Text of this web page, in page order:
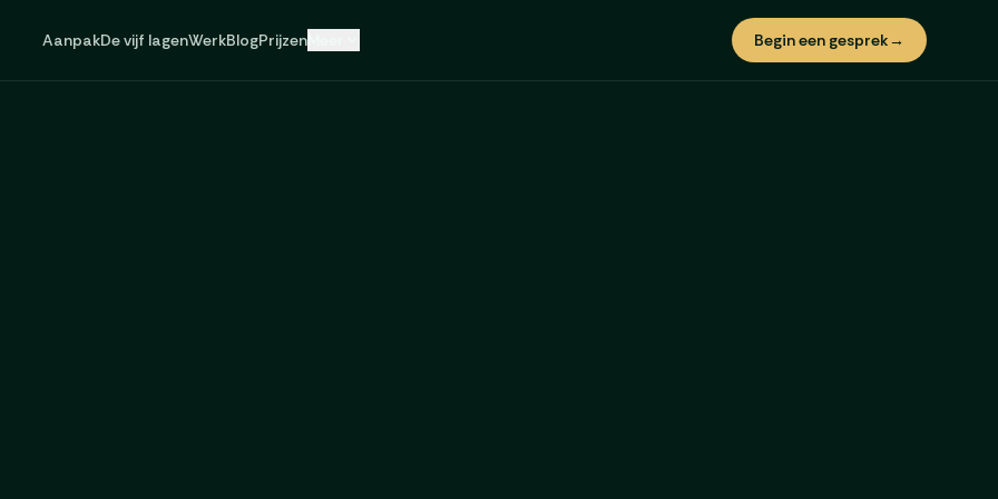
AanpakDe vijf lagenWerkBlogPrijzenMeer Begin een gesprek→